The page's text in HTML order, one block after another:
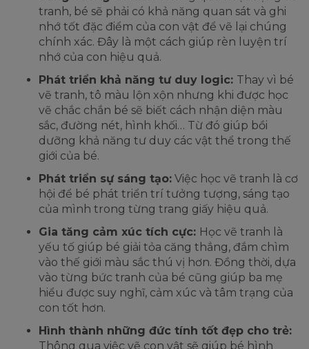
tranh, bé sẽ phải có khả năng quan sát và ghi
nhớ tốt đặc điểm của con vật để vẽ lại chúng
chính xác. Đây là một cách giúp rèn luyện trí
nhớ của con hiệu quả.
Phát triển khả năng tư duy logic: Thay vì bé
vẽ tranh, tô màu lộn xộn nhưng khi được học
vẽ chắc chắn bé sẽ biết cách nhận diện màu
sắc, đường nét, hình khối… Từ đó giúp bồi
dưỡng khả năng tư duy các vật thể trong thế
giới của bé.
Phát triển sự sáng tạo: Việc học vẽ tranh là cơ
hội để bé phát triển trí tưởng tượng, sáng tạo
của mình trong từng trang giấy hiệu quả.
Gia tăng cảm xúc tích cực: Học vẽ tranh là
yếu tố giúp bé giải tỏa căng thẳng, đắm chìm
vào thế giới màu sắc thú vị hơn. Đồng thời, dựa
vào từng bức tranh của bé cũng giúp ba mẹ
hiểu được suy nghĩ, cảm xúc và tâm trạng của
con tốt hơn.
Hình thành những đức tính tốt đẹp cho trẻ:
Thông qua việc vẽ con vật sẽ giúp bé hình